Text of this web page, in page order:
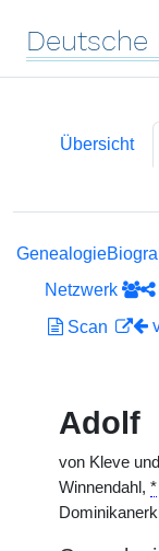
Deutsche
Übersicht
Genealogie
Netzwerk
Scan
Adolf
von Kleve
Winnendahl, *